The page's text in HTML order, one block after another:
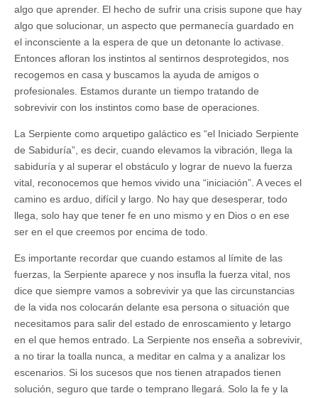
algo que aprender. El hecho de sufrir una crisis supone que hay
algo que solucionar, un aspecto que permanecía guardado en
el inconsciente a la espera de que un detonante lo activase.
Entonces afloran los instintos al sentirnos desprotegidos, nos
recogemos en casa y buscamos la ayuda de amigos o
profesionales. Estamos durante un tiempo tratando de
sobrevivir con los instintos como base de operaciones.
La Serpiente como arquetipo galáctico es “el Iniciado Serpiente
de Sabiduría”, es decir, cuando elevamos la vibración, llega la
sabiduría y al superar el obstáculo y lograr de nuevo la fuerza
vital, reconocemos que hemos vivido una “iniciación”. A veces el
camino es arduo, difícil y largo. No hay que desesperar, todo
llega, solo hay que tener fe en uno mismo y en Dios o en ese
ser en el que creemos por encima de todo.
Es importante recordar que cuando estamos al límite de las
fuerzas, la Serpiente aparece y nos insufla la fuerza vital, nos
dice que siempre vamos a sobrevivir ya que las circunstancias
de la vida nos colocarán delante esa persona o situación que
necesitamos para salir del estado de enroscamiento y letargo
en el que hemos entrado. La Serpiente nos enseña a sobrevivir,
a no tirar la toalla nunca, a meditar en calma y a analizar los
escenarios. Si los sucesos que nos tienen atrapados tienen
solución, seguro que tarde o temprano llegará. Solo la fe y la